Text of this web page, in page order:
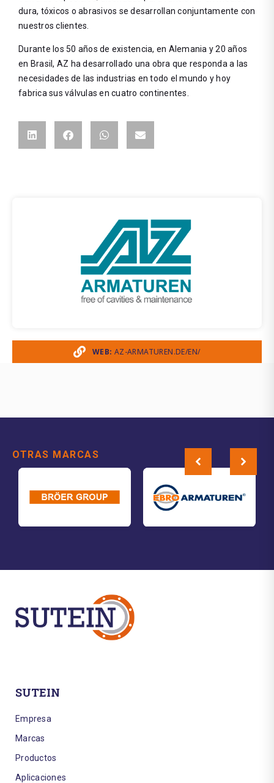
dura, tóxicos o abrasivos se desarrollan conjuntamente con
nuestros clientes.
Durante los 50 años de existencia, en Alemania y 20 años
en Brasil, AZ ha desarrollado una obra que responda a las
necesidades de las industrias en todo el mundo y hoy
fabrica sus válvulas en cuatro continentes.
WEB: AZ-ARMATUREN.DE/EN/
OTRAS MARCAS
SUTEIN
Empresa
Marcas
Productos
Aplicaciones